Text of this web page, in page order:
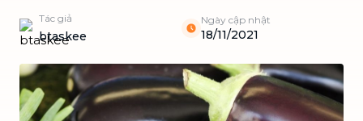
Tác giả
btaskee
Ngày cập nhật
18/11/2021